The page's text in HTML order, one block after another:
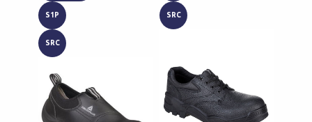
S1P
SRC
SRC